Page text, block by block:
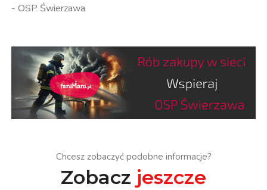
- OSP Świerzawa
Chcesz zobaczyć podobne informacje?
Zobacz jeszcze